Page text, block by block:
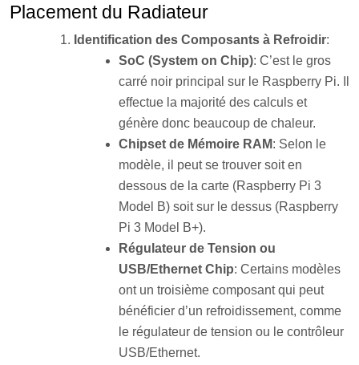
Placement du Radiateur
Identification des Composants à Refroidir:
SoC (System on Chip): C’est le gros
carré noir principal sur le Raspberry Pi. Il
effectue la majorité des calculs et
génère donc beaucoup de chaleur.
Chipset de Mémoire RAM: Selon le
modèle, il peut se trouver soit en
dessous de la carte (Raspberry Pi 3
Model B) soit sur le dessus (Raspberry
Pi 3 Model B+).
Régulateur de Tension ou
USB/Ethernet Chip: Certains modèles
ont un troisième composant qui peut
bénéficier d’un refroidissement, comme
le régulateur de tension ou le contrôleur
USB/Ethernet.